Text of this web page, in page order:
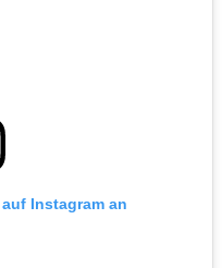
Instagram an